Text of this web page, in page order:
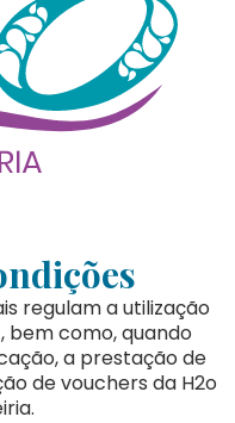
regulam a utilização
, bem como, quando
a prestação de
de vouchers da H2o